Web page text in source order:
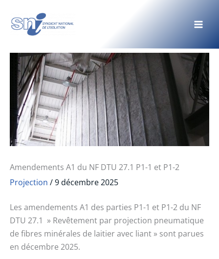
contenu
Amendements A1 du NF DTU 27.1 P1-1 et P1-2
Projection /9 décembre 2025
Les amendements A1 des parties P1-1 et P1-2 du NF
DTU 27.1 » Revêtement par projection pneumatique
de fibres minérales de laitier avec liant » sont parues
en décembre 2025.